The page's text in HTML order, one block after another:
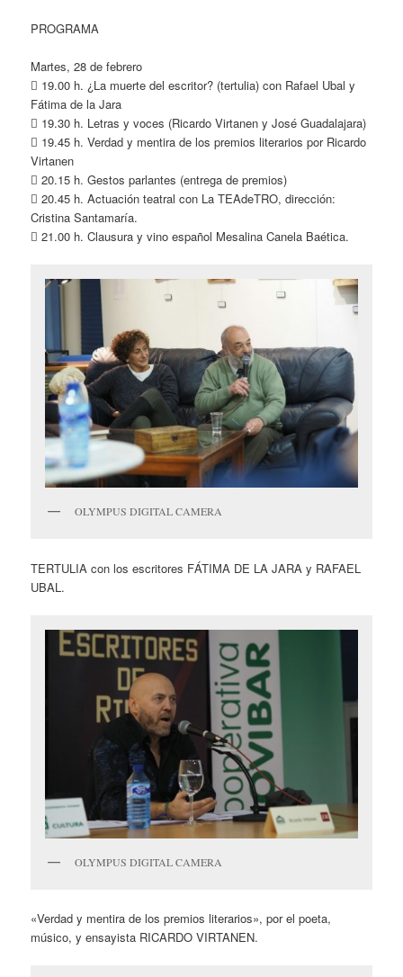
PROGRAMA
Martes, 28 de febrero
 19.00 h. ¿La muerte del escritor? (tertulia) con Rafael Ubal y
Fátima de la Jara
 19.30 h. Letras y voces (Ricardo Virtanen y José Guadalajara)
 19.45 h. Verdad y mentira de los premios literarios por Ricardo
Virtanen
 20.15 h. Gestos parlantes (entrega de premios)
 20.45 h. Actuación teatral con La TEAdeTRO, dirección:
Cristina Santamaría.
 21.00 h. Clausura y vino español Mesalina Canela Baética.
OLYMPUS DIGITAL CAMERA
TERTULIA con los escritores FÁTIMA DE LA JARA y RAFAEL
UBAL.
OLYMPUS DIGITAL CAMERA
«Verdad y mentira de los premios literarios», por el poeta,
músico, y ensayista RICARDO VIRTANEN.